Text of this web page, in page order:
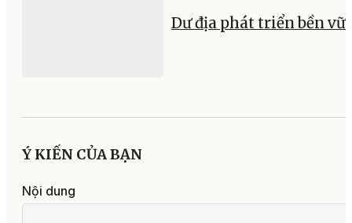
Dư địa phát triển bền
Ý KIẾN CỦA BẠN
Nội dung